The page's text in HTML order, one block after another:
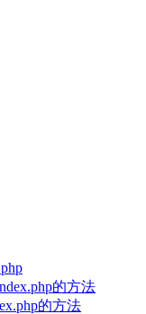
的方法
的方法